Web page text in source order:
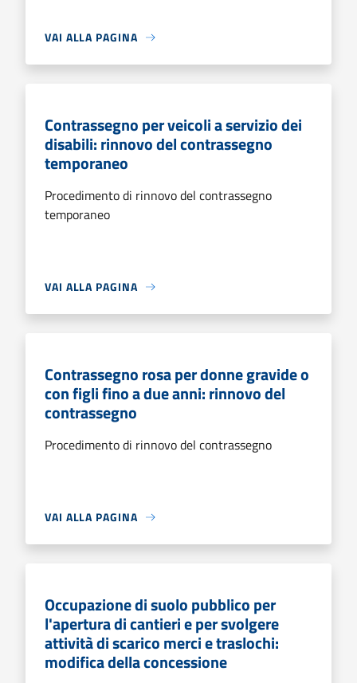
VAI ALLA PAGINA
Contrassegno per veicoli a servizio dei
disabili: rinnovo del contrassegno
temporaneo
Procedimento di rinnovo del contrassegno
temporaneo
VAI ALLA PAGINA
Contrassegno rosa per donne gravide o
con figli fino a due anni: rinnovo del
contrassegno
Procedimento di rinnovo del contrassegno
VAI ALLA PAGINA
Occupazione di suolo pubblico per
l'apertura di cantieri e per svolgere
attività di scarico merci e traslochi:
modifica della concessione